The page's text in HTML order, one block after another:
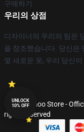
구매하기
우리의 상점
디자이너의 우리의 팀은
을 창조했습니다. 당신은
몇 새로운 옷, 우리 당신
© Mamamoo Store -
rights reserved
UNLOCK
10% OFF